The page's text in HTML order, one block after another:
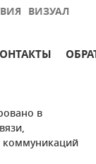
ВИЗУАЛ
в